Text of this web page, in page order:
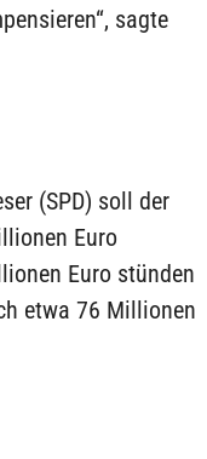
sagte
(SPD) soll der
Euro
Euro stünden
etwa 76 Millionen